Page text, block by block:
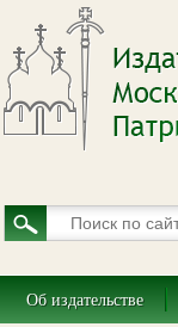
Об издательстве